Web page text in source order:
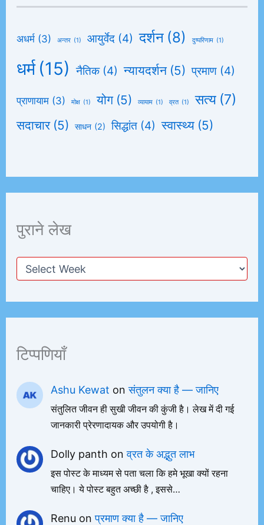
अधर्म (3) अन्तर (1) आयुर्वेद (4) दर्शन (8) दुष्परिणाम (1)
धर्म (15) नैतिक (4) न्यायदर्शन (5) प्रमाण (4)
प्राणायाम (3) मोक्ष (1) योग (5) व्यायाम (1) व्रत (1) सत्य (7)
सदाचार (5) साधन (2) सिद्धांत (4) स्वास्थ्य (5)
पुराने लेख
टिप्पणियाँ
Ashu Kewat onसंतुलन क्या है — जानिए
संतुलित जीवन ही सुखी जीवन की कुंजी है। लेख में दी गई
जानकारी प्रेरणादायक और उपयोगी है।
Dolly panth onव्रत के अद्भुत लाभ
इस पोस्ट के माध्यम से पता चला कि हमे भूखा क्यों रहना
चाहिए। ये पोस्ट बहुत अच्छी है , इससे…
Renu onप्रमाण क्या है — जानिए